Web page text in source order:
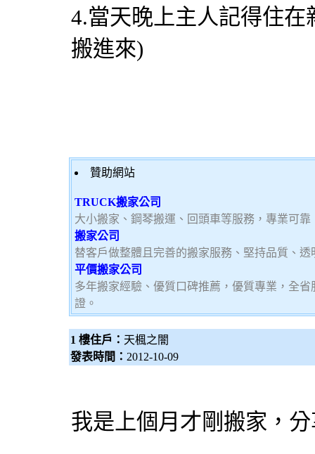
4.當天晚上主人記得住
搬進來)
贊助網站
TRUCK搬家公司
大小搬家、鋼琴搬運、回頭車等服務，專業可靠
搬家公司
替客戶做整體且完善的搬家服務、堅持品質、
平價搬家公司
多年搬家經驗、優質口碑推薦，優質專業，全
證。
1 樓住戶： 天楓之闇
發表時間： 2012-10-09
我是上個月才剛搬家，